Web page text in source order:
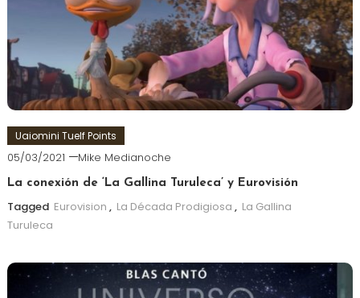
Uaiomini Tuelf Points
05/03/2021 Mike Medianoche
La conexión de ‘La Gallina Turuleca’ y Eurovisión
Tagged Eurovision , La Década Prodigiosa , La Gallina
Turuleca